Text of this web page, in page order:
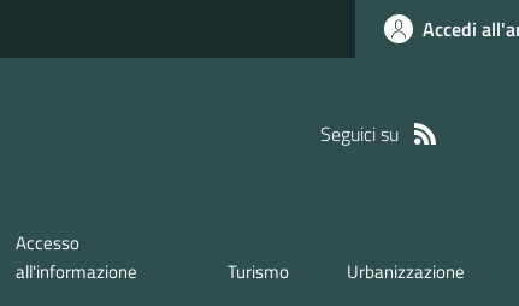
Accedi
Seguici su
Accesso
all'informazione
Turismo Urbanizzazione